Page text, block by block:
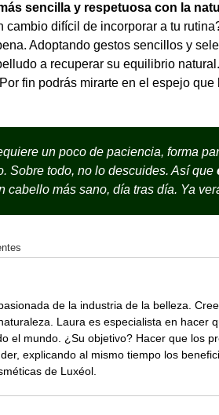
sencillay respetuosa con la
cambio difícil de incorporar a tu
Adoptando gestos sencillos y
a recuperar su equilibrio
fin podrás mirarte en el espejo
un poco de paciencia, forma
Sobre todo, no lo descuides. Así que
cabello más sano, día tras día. Ya
de la industria de la belleza.
Laura es especialista en hacer
el mundo. ¿Su objetivo? Hacer que los
explicando al mismo tiempo los
de Luxéol.